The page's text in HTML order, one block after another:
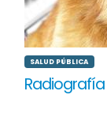
SALUD PÚBLICA